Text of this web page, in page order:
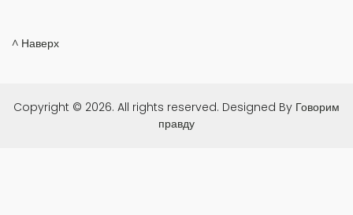
^ Наверх
Copyright © 2026. All rights reserved. Designed By Говорим
правду